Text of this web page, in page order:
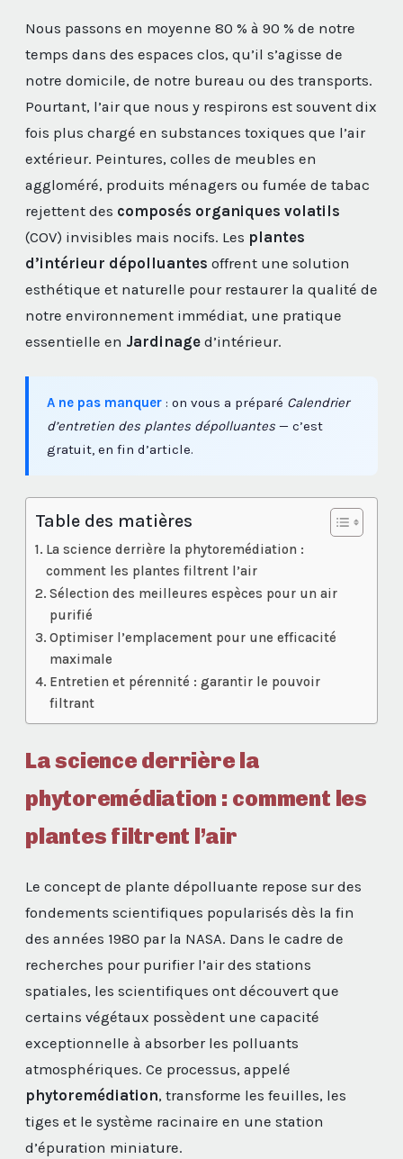
Nous passons en moyenne 80 % à 90 % de notre
temps dans des espaces clos, qu’il s’agisse de
notre domicile, de notre bureau ou des transports.
Pourtant, l’air que nous y respirons est souvent dix
fois plus chargé en substances toxiques que l’air
extérieur. Peintures, colles de meubles en
aggloméré, produits ménagers ou fumée de tabac
rejettent des composés organiques volatils
(COV) invisibles mais nocifs. Les plantes
d’intérieur dépolluantes offrent une solution
esthétique et naturelle pour restaurer la qualité de
notre environnement immédiat, une pratique
essentielle en Jardinage d’intérieur.
A ne pas manquer : on vous a préparé Calendrier
d’entretien des plantes dépolluantes — c’est
gratuit, en fin d’article.
Table des matières
La science derrière la phytoremédiation :
comment les plantes filtrent l’air
Sélection des meilleures espèces pour un air
purifié
Optimiser l’emplacement pour une efficacité
maximale
Entretien et pérennité : garantir le pouvoir
filtrant
La science derrière la
phytoremédiation : comment les
plantes filtrent l’air
Le concept de plante dépolluante repose sur des
fondements scientifiques popularisés dès la fin
des années 1980 par la NASA. Dans le cadre de
recherches pour purifier l’air des stations
spatiales, les scientifiques ont découvert que
certains végétaux possèdent une capacité
exceptionnelle à absorber les polluants
atmosphériques. Ce processus, appelé
phytoremédiation, transforme les feuilles, les
tiges et le système racinaire en une station
d’épuration miniature.